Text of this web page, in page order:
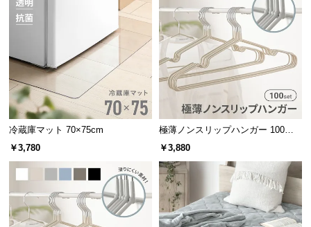
小
品
の
配
送
に
開
梱
冷蔵庫マット 70×75cm
￥3,780
極薄ノンスリップハンガー 100本
セット
￥3,880